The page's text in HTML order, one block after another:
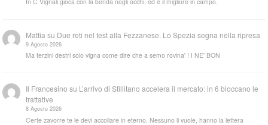
Mattia su Due reti nel test alla Fezzanese. Lo Spezia segna nella ripresa
9 Agosto 2026
Ma terzini destri solo vigna come dire che a semo rovina' ! I NE' BON
Il Francesino su L’arrivo di Stillitano accelera il mercato: in 6 bloccano le
trattative
8 Agosto 2026
Certe zavorre te le devi accollare in eterno. Nessuno li vuole, hanno la lettera